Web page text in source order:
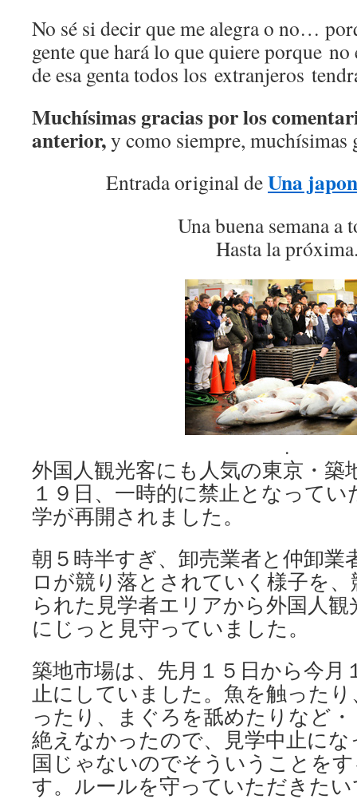
No sé si decir que me alegra o no…
gente que hará lo que quiere porque
de esa genta todos los extranjeros
Muchísimas gracias por los
anterior,y como siempre, muchísimas
Entrada original deUna
Una buena semana a
Hasta la
.
外国人観光客にも人気の東京・築
１９日、一時的に禁止となって
学が再開されました。
朝５時半すぎ、卸売業者と仲卸業
ロが競り落とされていく様子を
られた見学者エリアから外国人
にじっと見守っていました。
築地市場は、先月１５日から今月
止にしていました。魚を触った
ったり、まぐろを舐めたりなど
絶えなかったので、見学中止に
国じゃないのでそういうことを
す。ルールを守っていただきた